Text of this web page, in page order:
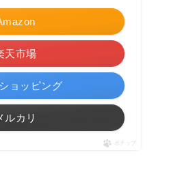
天市場
ョッピング
ルカリ
ポチップ